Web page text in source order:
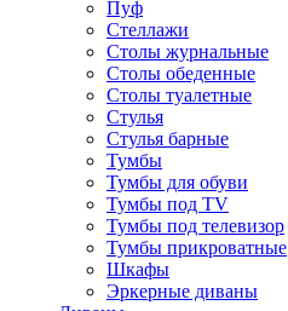
Пуф
Стеллажи
Столы журнальные
Столы обеденные
Столы туалетные
Стулья
Стулья барные
Тумбы
Тумбы для обуви
Тумбы под TV
Тумбы под телевизор
Тумбы прикроватные
Шкафы
Эркерные диваны